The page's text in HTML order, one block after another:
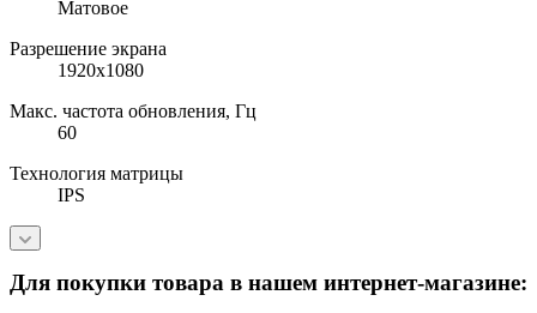
Матовое
Разрешение экрана
1920x1080
Макс. частота обновления, Гц
60
Технология матрицы
IPS
Для покупки товара в нашем интернет-магазине: